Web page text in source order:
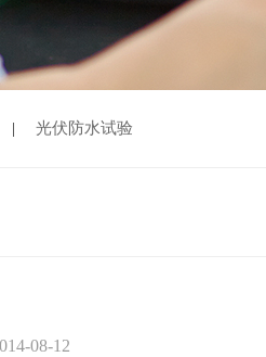
| 光伏防水试验
08-12